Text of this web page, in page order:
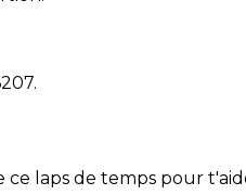
.
laps de temps pour